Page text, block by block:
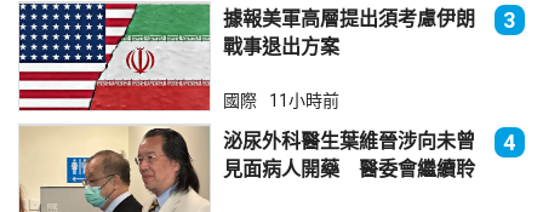
據報美軍高層提出須考慮伊朗
戰事退出方案
3
國際 11小時前
泌尿外科醫生葉維晉涉向未曾
見面病人開藥 醫委會繼續聆
4